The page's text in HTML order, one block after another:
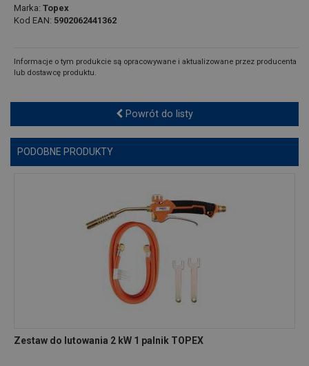
Marka: Topex
Kod EAN: 5902062441362
Informacje o tym produkcie są opracowywane i aktualizowane przez producenta
lub dostawcę produktu.
Powrót do listy
PODOBNE PRODUKTY
Zestaw do lutowania 2 kW 1 palnik TOPEX